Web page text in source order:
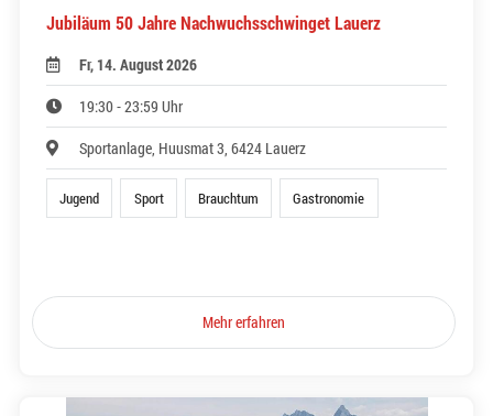
Jubiläum 50 Jahre Nachwuchsschwinget Lauerz
Fr, 14. August 2026
19:30 - 23:59 Uhr
Sportanlage, Huusmat 3, 6424 Lauerz
Jugend Sport Brauchtum Gastronomie
Mehr erfahren